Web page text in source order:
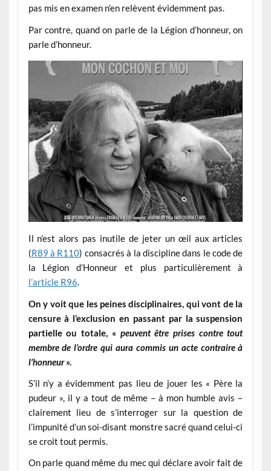
pas mis en examen n’en relèvent évidemment pas.
Par contre, quand on parle de la Légion d’honneur, on
parle d’honneur.
Il n’est alors pas inutile de jeter un œil aux articles
(R89 à R110) consacrés à la discipline dans le code de
la Légion d’Honneur et plus particulièrement à
l’article R96.
On y voit que les peines disciplinaires, qui vont de la
censure à l’exclusion en passant par la suspension
partielle ou totale, «peuvent être prises contre tout
membre de l’ordre qui aura commis un acte contraire à
l’honneur».
S’il n’y a évidemment pas lieu de jouer les « Père la
pudeur », il y a tout de même – à mon humble avis –
clairement lieu de s’interroger sur la question de
l’impunité d’un soi-disant monstre sacré quand celui-ci
se croit tout permis.
On parle quand même du mec qui déclare avoir fait de